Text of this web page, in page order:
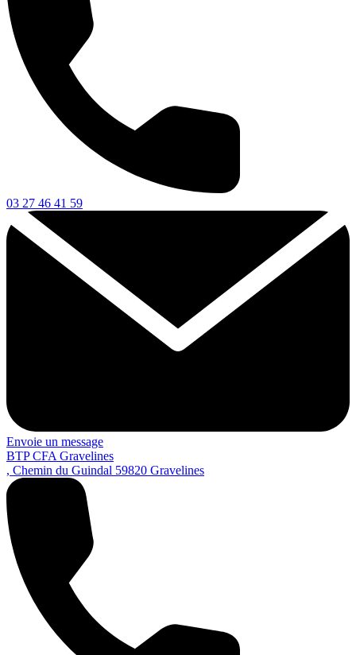
03 27 46 41 59
Envoie un message
BTP CFA Gravelines
, Chemin du Guindal 59820 Gravelines